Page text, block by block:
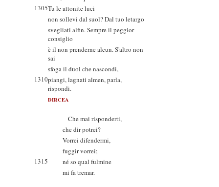
1305Tu le attonite luci
non sollevi dal suol? Dal tuo letargo
svegliati alfin. Sempre il peggior
consiglio
è il non prenderne alcun. S'altro non
sai
sfoga il duol che nascondi,
1310piangi, lagnati almen, parla,
rispondi.
DIRCEA
Che mai risponderti,
che dir potrei?
Vorrei difendermi,
fuggir vorrei;
1315
né so qual fulmine
mi fa tremar.